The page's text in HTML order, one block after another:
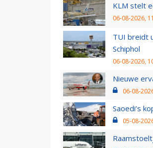
KLM stelt
06-08-2026,
TUI breidt
Schiphol
06-08-2026,
Nieuwe
06-08-
Saoedi’s
05-08-